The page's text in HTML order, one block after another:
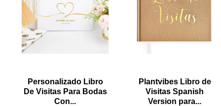
Personalizado Libro
De Visitas Para Bodas
Con...
Plantvibes Libro de
Visitas Spanish
Version para...